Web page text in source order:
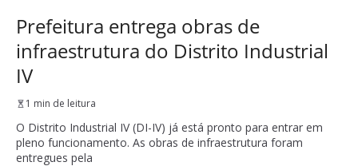
Prefeitura entrega obras de
infraestrutura do Distrito Industrial
IV
1 min de leitura
O Distrito Industrial IV (DI-IV) já está pronto para entrar em
pleno funcionamento. As obras de infraestrutura foram
entregues pela